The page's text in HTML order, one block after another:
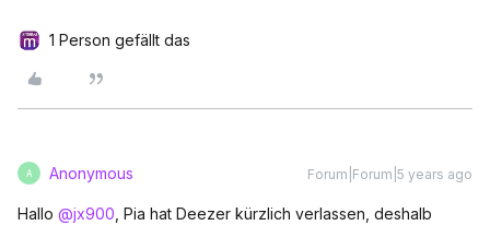
1 Person gefällt das
A Anonymous Forum|Forum|5 years ago
Hallo @jx900 , Pia hat Deezer kürzlich verlassen, deshalb